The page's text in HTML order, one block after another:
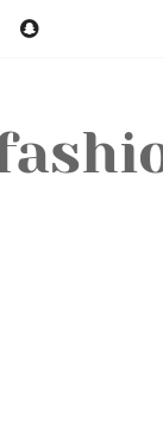
YouTube